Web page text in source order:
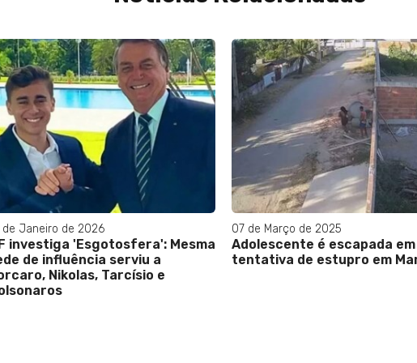
07 de Março de 2025
Adolescente é escapada em
tentativa de estupro em Maricá
25 de Junho de 2026
APADRINHADOS NA
Infraero emprega